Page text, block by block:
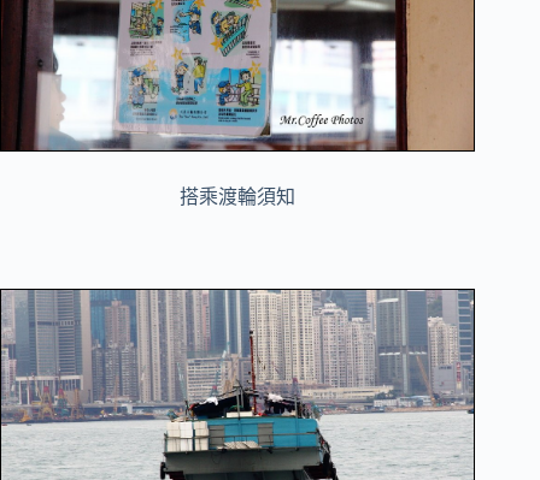
搭乘渡輪須知